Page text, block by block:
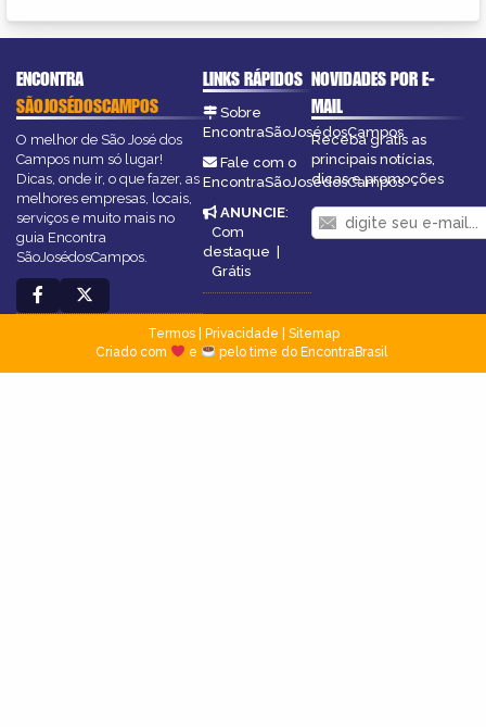
ENCONTRA
SÃOJOSÉDOSCAMPOS
O melhor de São José dos
Campos num só lugar!
Dicas, onde ir, o que fazer, as
melhores empresas, locais,
serviços e muito mais no
guia Encontra
SãoJosédosCampos.
LINKS RÁPIDOS
Sobre
EncontraSãoJosédosCampos
Fale com o
EncontraSãoJosédosCampos
ANUNCIE:
Com
destaque
Grátis
NOVIDADES POR E-
MAIL
Receba grátis as
principais notícias,
dicas e promoções
Termos| Privacidade
Sitemap
Criado com
e pelo time do EncontraBrasil